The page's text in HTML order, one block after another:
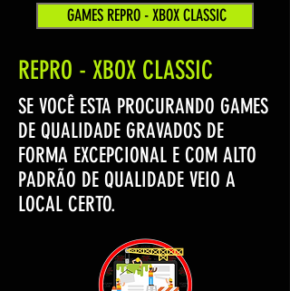
GAMES REPRO - XBOX CLASSIC
REPRO - XBOX CLASSIC
SE VOCÊ ESTA PROCURANDO GAMES
DE QUALIDADE GRAVADOS DE
FORMA EXCEPCIONAL E COM ALTO
PADRÃO DE QUALIDADE VEIO A
LOCAL CERTO.